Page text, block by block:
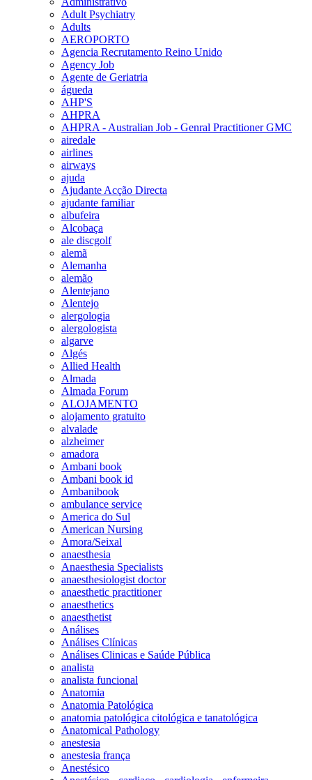
Adult Psychiatry
Adults
AEROPORTO
Agencia Recrutamento Reino Unido
Agency Job
Agente de Geriatria
águeda
AHP'S
AHPRA
AHPRA - Australian Job - Genral Practitioner GMC
airedale
airlines
airways
ajuda
Ajudante Acção Directa
ajudante familiar
albufeira
Alcobaça
ale discgolf
alemã
Alemanha
alemão
Alentejano
Alentejo
alergologia
alergologista
algarve
Algés
Allied Health
Almada
Almada Forum
ALOJAMENTO
alojamento gratuito
alvalade
alzheimer
amadora
Ambani book
Ambani book id
Ambanibook
ambulance service
America do Sul
American Nursing
Amora/Seixal
anaesthesia
Anaesthesia Specialists
anaesthesiologist doctor
anaesthetic practitioner
anaesthetics
anaesthetist
Análises
Análises Clínicas
Análises Clinicas e Saúde Pública
analista
analista funcional
Anatomia
Anatomia Patológica
anatomia patológica citológica e tanatológica
Anatomical Pathology
anestesia
anestesia frança
Anestésico